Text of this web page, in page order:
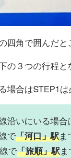
四角で囲んだと
の３つの行程と
場合はSTEP1は
沿いにいる場合
で「河口」駅ま
で「旅順」駅